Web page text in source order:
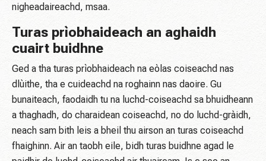
nigheadaireachd, msaa.
Turas prìobhaideach an aghaidh
cuairt buidhne
Ged a tha turas prìobhaideach na eòlas coiseachd nas
dlùithe, tha e cuideachd na roghainn nas daoire. Gu
bunaiteach, faodaidh tu na luchd-coiseachd sa bhuidheann
a thaghadh, do charaidean coiseachd, no do luchd-gràidh,
neach sam bith leis a bheil thu airson an turas coiseachd
fhaighinn. Air an taobh eile, bidh turas buidhne agad le